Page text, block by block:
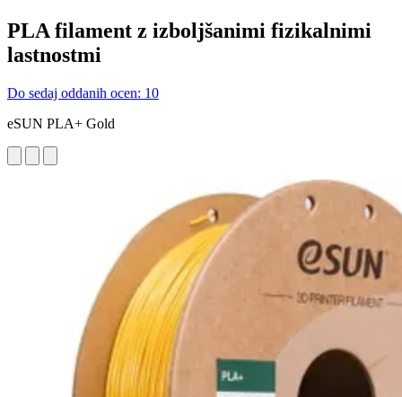
PLA filament z izboljšanimi fizikalnimi
lastnostmi
Do sedaj oddanih ocen: 10
eSUN PLA+ Gold